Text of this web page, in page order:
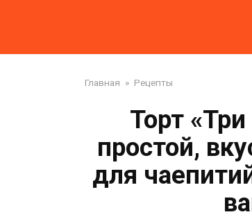
Главная » Рецепты
Торт
простой,
для